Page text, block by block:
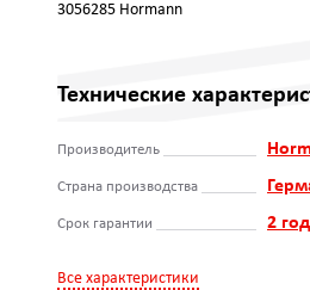
3056285 Hormann
Технические
Производитель
Страна производства
Срок гарантии 2
Все характеристики